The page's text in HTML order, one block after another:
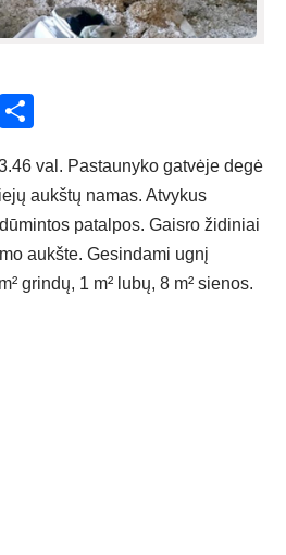
X
val. Pastaunyko gatvėje degė
aukštų namas. Atvykus
patalpos. Gaisro židiniai
aukšte. Gesindami ugnį
grindų, 1 m² lubų, 8 m² sienos.